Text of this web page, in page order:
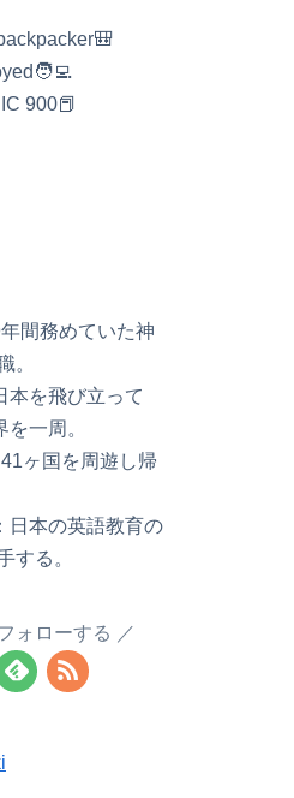
900📕
間務めていた神
。
本を飛び立って
一周。
ヶ国を周遊し帰
日本の英語教育の
する。
ォローする